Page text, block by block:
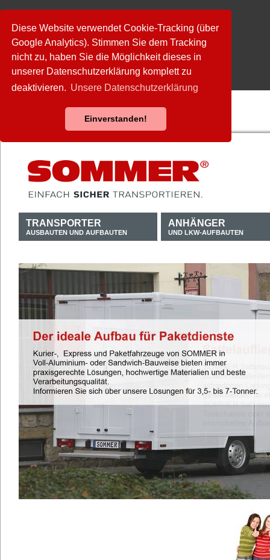
Diese Website verwendet Cookie-Tracking (über
Google Analytics). Stimmen Sie dem Tracking
nicht zu, haben Sie die Möglichkeit dieses in
unserer Datenschutzerklärung komplett zu
deaktivieren. Unsere Datenschutzerklärung
Einverstanden!
TRANSPORTER
AUSBAUTEN UND AUFBAUTEN
ANHÄNGER
UND LKW-AUFBAUTEN